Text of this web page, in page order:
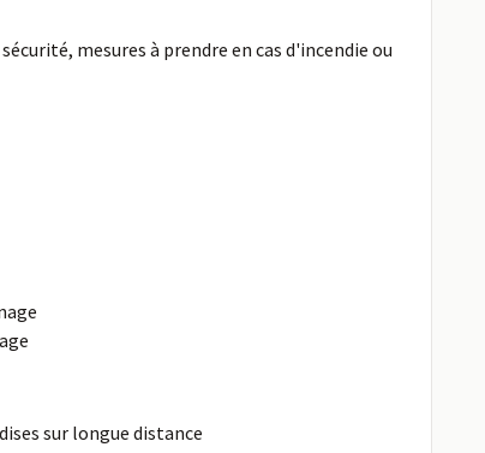
mesures à prendre en cas d'incendie ou
sur longue distance